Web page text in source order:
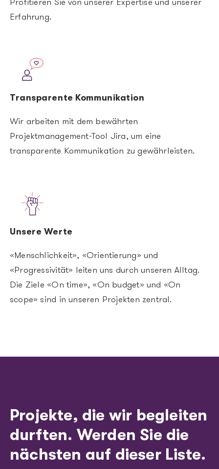
Profitieren Sie von unserer Expertise und unserer
Erfahrung.
Image
Transparente Kommunikation
Wir arbeiten mit dem bewährten
Projektmanagement-Tool Jira, um eine
transparente Kommunikation zu gewährleisten.
Image
Unsere Werte
«Menschlichkeit», «Orientierung» und
«Progressivität» leiten uns durch unseren Alltag.
Die Ziele «On time», «On budget» und «On
scope» sind in unseren Projekten zentral.
Projekte, die wir begleiten
durften. Werden Sie die
nächsten auf dieser Liste.